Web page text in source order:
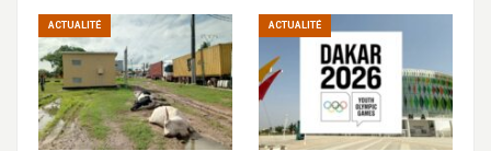
ACTUALITÉ ACTUALITÉ